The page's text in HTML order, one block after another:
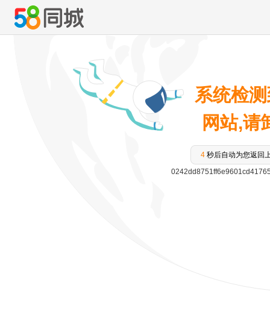
系统检
网站,请
4 秒后自动为您返回